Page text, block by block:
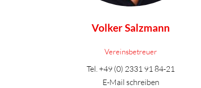
Volker Salzmann
Vereinsbetreuer
Tel.+49 (0) 2331 91 84-21
E-Mail schreiben